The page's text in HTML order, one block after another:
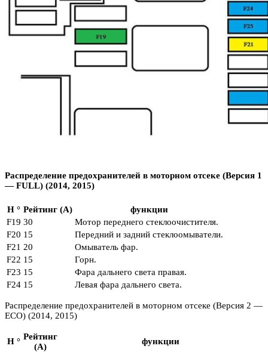
Распределение предохранителей в моторном отсеке (Версия 1
— FULL) (2014, 2015)
Н ° Рейтинг (А)
функции
F19 30
Мотор переднего стеклоочистителя.
F20 15
Передний и задний стеклоомыватели.
F21 20
Омыватель фар.
F22 15
Горн.
F23 15
Фара дальнего света правая.
F24 15 Левая фара дальнего света.
Распределение предохранителей в моторном отсеке (Версия 2 —
ECO) (2014, 2015)
Н ° Рейтинг
(А)
функции